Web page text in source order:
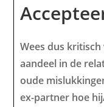
Wees dus
aandeel in de
oude
ex-partner hoe